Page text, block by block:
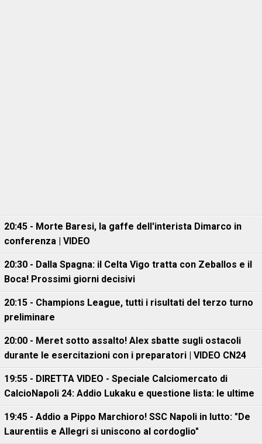
20:45 - Morte Baresi, la gaffe dell'interista Dimarco in
conferenza | VIDEO
20:30 - Dalla Spagna: il Celta Vigo tratta con Zeballos e il
Boca! Prossimi giorni decisivi
20:15 - Champions League, tutti i risultati del terzo turno
preliminare
20:00 - Meret sotto assalto! Alex sbatte sugli ostacoli
durante le esercitazioni con i preparatori | VIDEO CN24
19:55 - DIRETTA VIDEO - Speciale Calciomercato di
CalcioNapoli 24: Addio Lukaku e questione lista: le ultime
19:45 - Addio a Pippo Marchioro! SSC Napoli in lutto: "De
Laurentiis e Allegri si uniscono al cordoglio"